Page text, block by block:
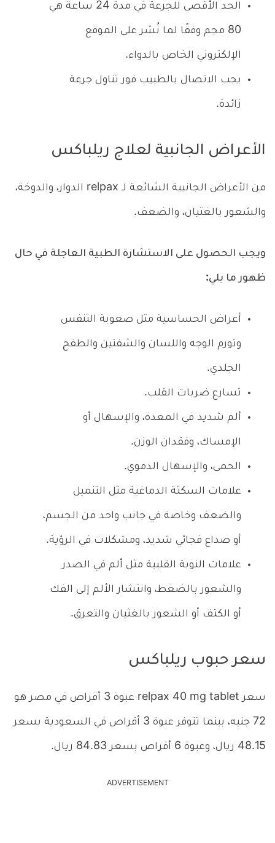
الحد الأقصى للجرعة في مدة 24 ساعة هي
80 مجم وفقًا لما نُشر على الموقع
الإلكتروني الخاص بالدواء.
يجب الاتصال بالطبيب فور تناول جرعة
زائدة.
الأعراض الجانبية لعلاج ريلباكس
من الأعراض الجانبية الشائعة لـ relpax الدوار، والدوخة،
والشعور بالغثيان، والضعف.
ويجب الحصول على الاستشارة الطبية العاجلة في حال
ظهور ما يلي:
أعراض الحساسية مثل صعوبة التنفس
وتورم الوجه واللسان والشفتين والطفح
الجلدي.
تسارع ضربات القلب.
ألم شديد في المعدة، والإسهال أو
الإمساك، وفقدان الوزن.
الحمى، والإسهال الدموي.
علامات السكتة الدماغية مثل التنميل
والضعف وخاصة في جانب واحد من الجسم،
أو صداع فجائي شديد، ومشكلات في الرؤية.
علامات النوبة القلبية مثل ألم في الصدر
والشعور بالضغط، وانتشار الألم إلى الفك
أو الكتف أو الشعور بالغثيان والتعرق.
سعر حبوب ريلباكس
سعر relpax 40 mg tablet عبوة 3 أقراص في مصر هو
72 جنيه، بينما تتوفر عبوة 3 أقراص في السعودية بسعر
48.15 ريال، وعبوة 6 أقراص بسعر 84.83 ريال.
ADVERTISEMENT